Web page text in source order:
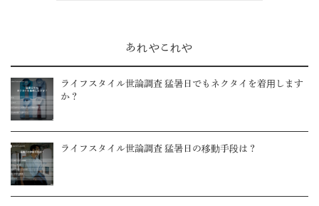
あれやこれや
ライフスタイル世論調査 猛暑日でもネクタイを着用します
か？
ライフスタイル世論調査 猛暑日の移動手段は？